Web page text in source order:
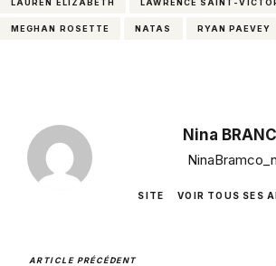
MEGHAN ROSETTE NATAS RYAN PAEVEY
Nina
SITE VOIR TOUS SES
ARTICLE PRÉCÉDENT